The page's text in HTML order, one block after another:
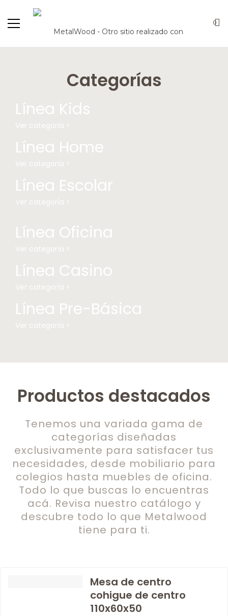
0
Categorías
Línea Kids
Ver categoría >
Línea Home
Ver categoría >
Línea Escolar
Ver categoría >
Línea Oficina
Ver categoría >
Línea Casino
Ver categoría >
Línea Pre-Básica
Ver categoría >
Productos destacados
Tenemos una variada gama de
categorías diseñadas
exclusivamente para satisfacer tus
necesidades, desde mobiliario para
colegios hasta muebles de oficina.
Todo lo que buscas lo encuentras
acá. Revisa nuestro catálogo y
descubre todo lo que Metalwood
tiene para ti.
Mesa de centro
cohigue de centro
110x60x50